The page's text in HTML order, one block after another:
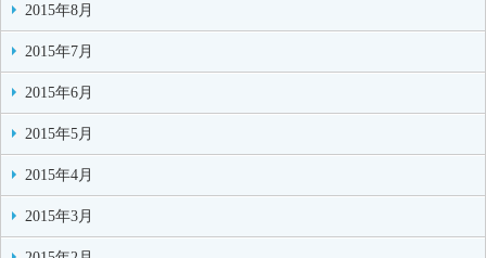
2015年8月
2015年7月
2015年6月
2015年5月
2015年4月
2015年3月